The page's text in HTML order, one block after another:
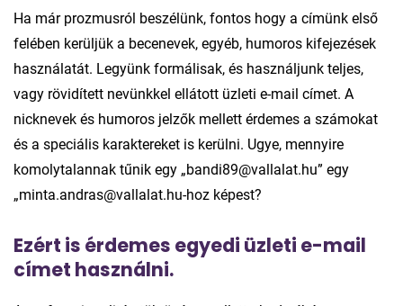
Ha már prozmusról beszélünk, fontos hogy a címünk első
felében kerüljük a becenevek, egyéb, humoros kifejezések
használatát. Legyünk formálisak, és használjunk teljes,
vagy rövidített nevünkkel ellátott üzleti e-mail címet. A
nicknevek és humoros jelzők mellett érdemes a számokat
és a speciális karaktereket is kerülni. Ugye, mennyire
komolytalannak tűnik egy „bandi89@vallalat.hu” egy
„minta.andras@vallalat.hu-hoz képest?
Ezért is érdemes egyedi üzleti e-mail
címet használni.